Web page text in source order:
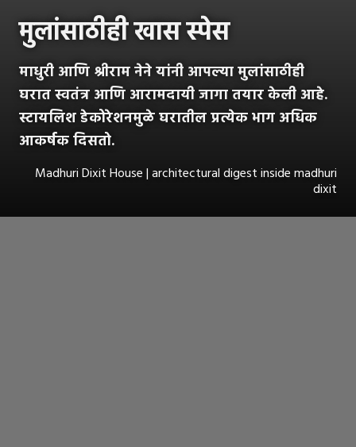
मुलांसाठीही खास स्पेस
माधुरी आणि श्रीराम नेने यांनी आपल्या मुलांसाठीही
घरात स्वतंत्र आणि आरामदायी जागा तयार केली आहे.
स्टायलिश डेकोरेशनमुळे घरातील प्रत्येक भाग अधिक
आकर्षक दिसतो.
Madhuri Dixit House | architectural digest inside madhuri
dixit